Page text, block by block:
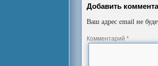
Добавить
Ваш адрес email не
Комментарий*